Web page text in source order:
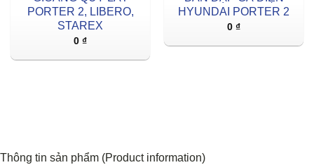
PORTER 2, LIBERO,
STAREX
0 ₫
HYUNDAI PORTER 2
0 ₫
Thông tin sản phẩm (Product information)